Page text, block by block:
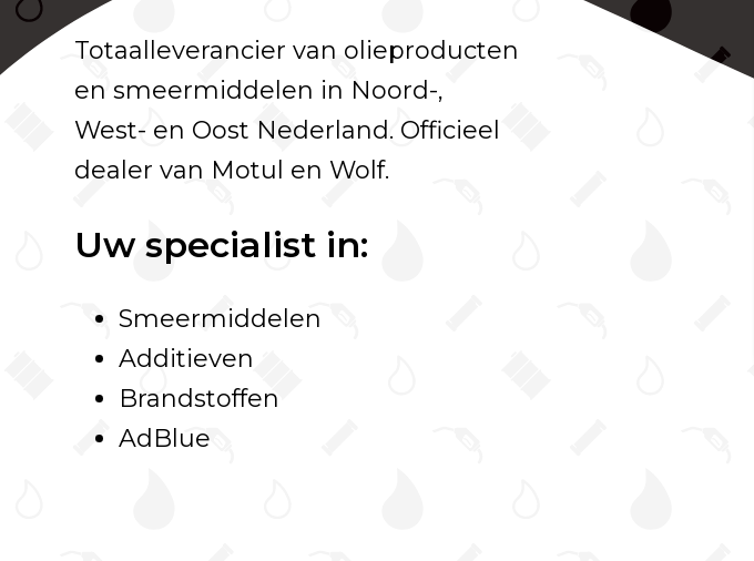
Totaalleverancier van olieproducten
en smeermiddelen in Noord-,
West- en Oost Nederland. Officieel
dealer van Motul en Wolf.
Uw specialist in:
Smeermiddelen
Additieven
Brandstoffen
AdBlue